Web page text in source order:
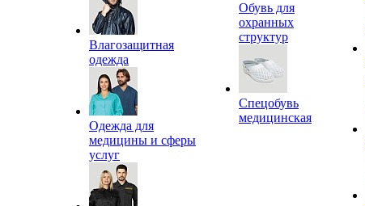
Влагозащитная
одежда
Одежда для
медицины и сферы
услуг
Обувь для
охранных
структур
Спецобувь
медицинская